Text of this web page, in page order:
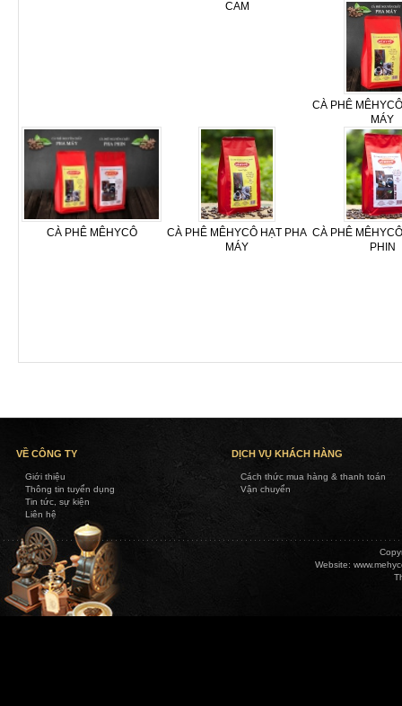
CAM
CÀ PHÊ
MÁY
CÀ PHÊ MÊHYCÔ
CÀ PHÊ MÊHYCÔ HẠT PHA
MÁY
CÀ PHÊ
PHIN
VỀ CÔNG TY
Giới thiệu
Thông tin tuyển dụng
Tin tức, sự kiện
Liên hệ
DỊCH VỤ KHÁCH HÀNG
Cách thức mua hàng & thanh toán
Vận chuyển
Website: